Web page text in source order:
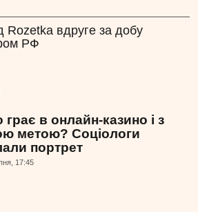
Rozetka вдруге за добу
РФ
грає в онлайн-казино і з
метою? Соціологи
портрет
17:45